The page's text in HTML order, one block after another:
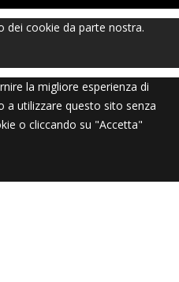
dei cookie da parte nostra.
la migliore esperienza di
a utilizzare questo sito senza
o cliccando su "Accetta"